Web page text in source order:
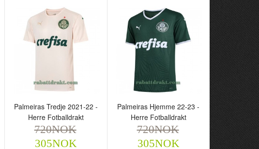
Palmeiras 2023-24 Borte -
Herre Fotballdrakt
720NOK 305NOK
Palmeiras Tredje 22-23 -
Herre Fotballdrakt
720NOK 305NOK
Palmeiras Tredje 2021-22 -
Herre Fotballdrakt
720NOK
305NOK
Palmeiras Hjemme 22-23 -
Herre Fotballdrakt
720NOK
305NOK